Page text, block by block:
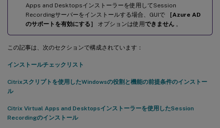
Apps and Desktopsインストーラーを使用してSession
Recordingサーバーをインストールする場合、GUIで
［Azure AD
のサポートを有効にする］
オプションは使用できません 。
この記事は、次のセクションで構成されています：
インストールチェックリスト
Citrixスクリプトを使用したWindowsの役割と機能の前提条件のインストー
ル
Citrix Virtual Apps and Desktopsインストーラーを使用したSession
Recordingのインストール
Session RecordingサーバーをCitrix Analytics for Securityに接続
する
接続された展開を表示する
データソースのデータ処理をオンまたはオフにする
構成されたSession Recordingサーバーが接続に失敗する